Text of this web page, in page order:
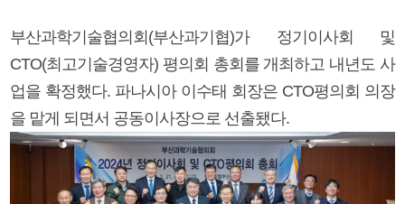
부산과학기술협의회(부산과기협)가 정기이사회 및
CTO(최고기술경영자) 평의회 총회를 개최하고 내년도 사
업을 확정했다. 파나시아 이수태 회장은 CTO평의회 의장
을 맡게 되면서 공동이사장으로 선출됐다.